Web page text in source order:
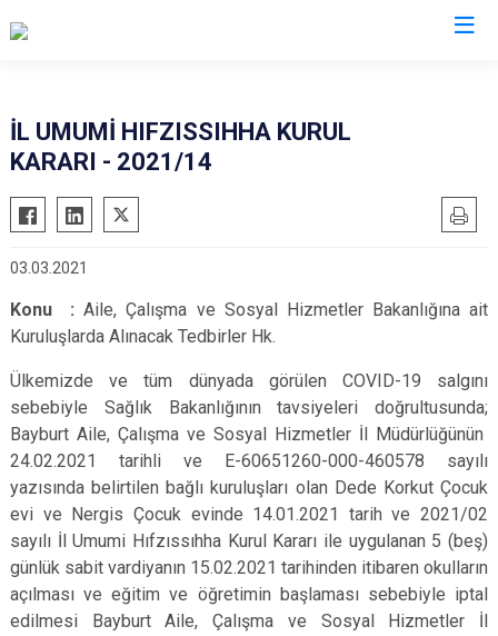
İL UMUMİ HIFZISSIHHA KURUL
KARARI - 2021/14
03.03.2021
Konu : Aile, Çalışma ve Sosyal Hizmetler Bakanlığına ait
Kuruluşlarda Alınacak Tedbirler Hk.
Ülkemizde ve tüm dünyada görülen COVID-19 salgını
sebebiyle Sağlık Bakanlığının tavsiyeleri doğrultusunda;
Bayburt Aile, Çalışma ve Sosyal Hizmetler İl Müdürlüğünün
24.02.2021 tarihli ve E-60651260-000-460578 sayılı
yazısında belirtilen bağlı kuruluşları olan Dede Korkut Çocuk
evi ve Nergis Çocuk evinde 14.01.2021 tarih ve 2021/02
sayılı İl Umumi Hıfzıssıhha Kurul Kararı ile uygulanan 5 (beş)
günlük sabit vardiyanın 15.02.2021 tarihinden itibaren okulların
açılması ve eğitim ve öğretimin başlaması sebebiyle iptal
edilmesi Bayburt Aile, Çalışma ve Sosyal Hizmetler İl